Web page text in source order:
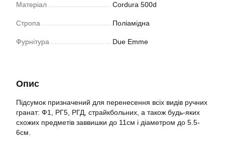
Матеріал Cordura 500d
Стропа Поліамідна
Фурнітура Due Emme
Опис
Підсумок призначений для перенесення всіх видів ручних
гранат: Ф1, РГ5, РГД, страйкбольних, а також будь-яких
схожих предметів заввишки до 11см і діаметром до 5.5-
6см.